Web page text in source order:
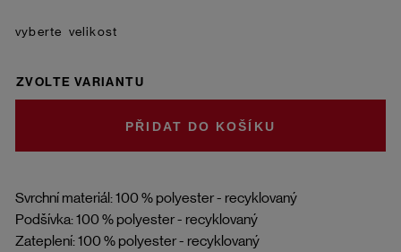
Svrchní materiál: 100 % polyester - recyklovaný
Podšívka: 100 % polyester - recyklovaný
Zateplení: 100 % polyester - recyklovaný
velikost
ZVOLTE VARIANTU
DO KOŠÍKU